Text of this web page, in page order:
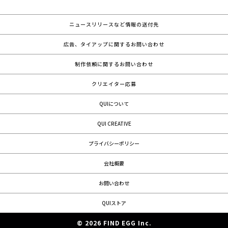
ニュースリリースなど情報の送付先
広告、タイアップに関するお問い合わせ
制作依頼に関するお問い合わせ
クリエイター応募
QUIについて
QUI CREATIVE
プライバシーポリシー
会社概要
お問い合わせ
QUIストア
© 2026 FIND EGG Inc.